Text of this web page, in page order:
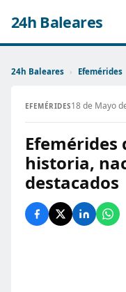
24h Baleares
24h Baleares › Efemérides
EFEMÉRIDES18 de Mayo
Efemérides
historia,
destacados